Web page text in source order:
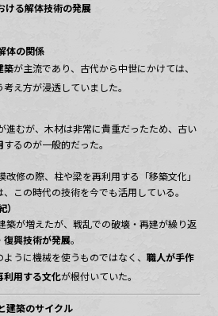
ける解体技術の発展
体の関係
築が主流であり、古代から中世にかけては、
え方が浸透していました。
むが、木材は非常に貴重だったため、古い
するのが一般的だった。
修の際、柱や梁を再利用する「移築文化」
この時代の技術を今でも活用している。
が増えたが、戦乱での破壊・再建が繰り返
復興技術が発展。
うに機械を使うものではなく、職人が手作
利用する文化が根付いていた。
建築のサイクル